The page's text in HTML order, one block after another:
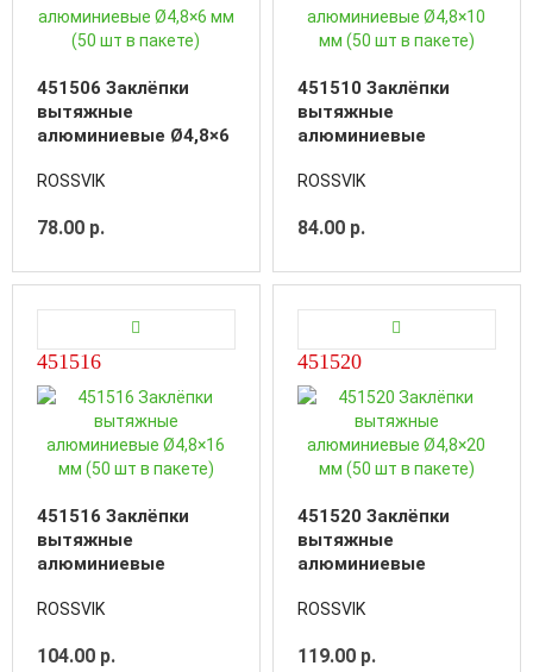
451506 Заклёпки
вытяжные
алюминиевые Ø4,8×6
ROSSVIK
78.00 р.
451510 Заклёпки
вытяжные
алюминиевые
пакете)
ROSSVIK
84.00 р.
451516
451516 Заклёпки
вытяжные
алюминиевые
пакете)
ROSSVIK
104.00 р.
451520
451520 Заклёпки
вытяжные
алюминиевые
пакете)
ROSSVIK
119.00 р.